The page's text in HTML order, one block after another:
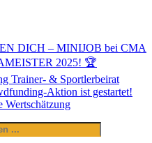
DICH – MINIJOB bei CMA
2025! 🏆
Trainer- & Sportlerbeirat
Aktion ist gestartet!
Wertschätzung